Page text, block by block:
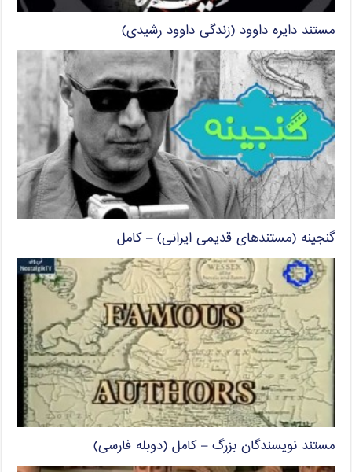
مستند دایره داوود (زندگی داوود رشیدی)
گنجینه (مستندهای قدیمی ایرانی) – کامل
مستند نویسندگان بزرگ – کامل (دوبله فارسی)